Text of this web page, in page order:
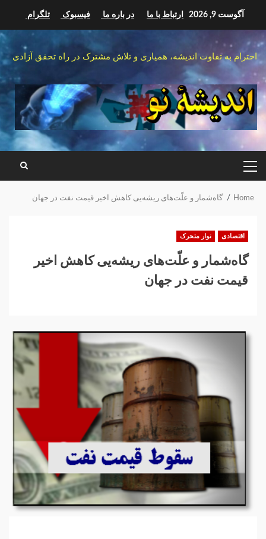
content
آگوست 9, 2026 ارتباط با ما در باره ما فیسبوک تلگرام
احترام به تفاوت اندیشه، همیاری و تلاش مشترک در راه تحقق آزادی
PRIMARY
MENU
Home گاه‌شمار و علّت‌های ریشه‌یی کاهش اخیر قیمت نفت در جهان
اقتصادی نوار متحرک
گاه‌شمار و علّت‌های ریشه‌یی کاهش اخیر
قیمت نفت در جهان